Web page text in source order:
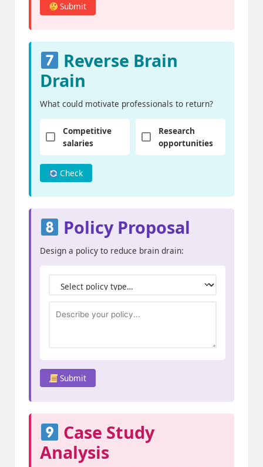
Submit
Reverse Brain
Drain
What could motivate professionals to return?
Competitive
salaries
Research
opportunities
Check
Policy Proposal
Design a policy to reduce brain drain:
Submit
Case Study
Analysis